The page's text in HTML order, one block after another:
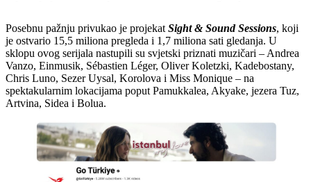
Posebnu pažnju privukao je projekat Sight & Sound Sessions, koji
je ostvario 15,5 miliona pregleda i 1,7 miliona sati gledanja. U
sklopu ovog serijala nastupili su svjetski priznati muzičari – Andrea
Vanzo, Einmusik, Sébastien Léger, Oliver Koletzki, Kadebostany,
Chris Luno, Sezer Uysal, Korolova i Miss Monique – na
spektakularnim lokacijama poput Pamukkalea, Akyake, jezera Tuz,
Artvina, Sidea i Bolua.